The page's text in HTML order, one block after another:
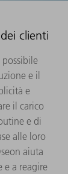
clienti
e il
e
il carico
e di
alle loro
aiuta
e a reagire